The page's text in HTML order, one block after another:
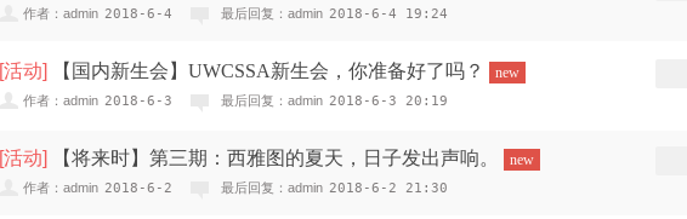
作者：admin 2018-6-4 最后回复：admin 2018-6-4 19:24
[活动] 【国内新生会】UWCSSA新生会，你准备好了吗？ new
作者：admin 2018-6-3 最后回复：admin 2018-6-3 20:19
[活动] 【将来时】第三期：西雅图的夏天，日子发出声响。 new
作者：admin 2018-6-2 最后回复：admin 2018-6-2 21:30